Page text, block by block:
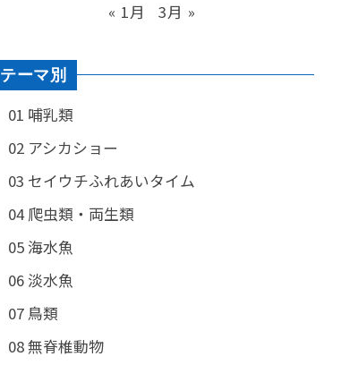
« 1月 3月 »
テーマ別
01 哺乳類
02 アシカショー
03 セイウチふれあいタイム
04 爬虫類・両生類
05 海水魚
06 淡水魚
07 鳥類
08 無脊椎動物